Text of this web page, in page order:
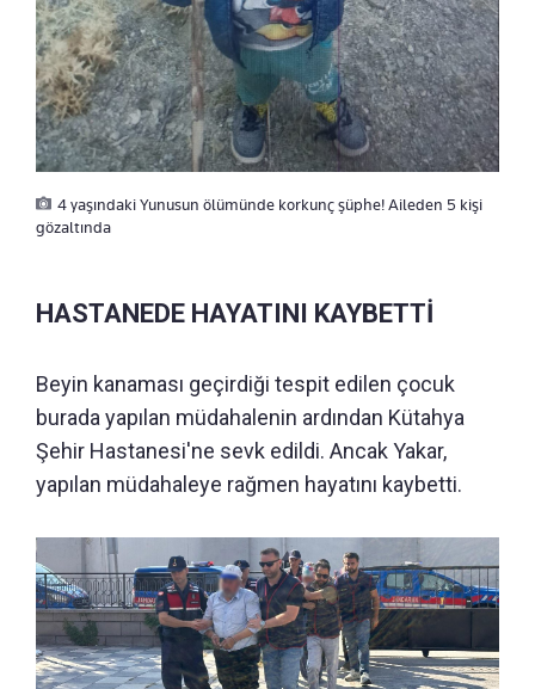
4 yaşındaki Yunusun ölümünde korkunç şüphe! Aileden 5 kişi
gözaltında
HASTANEDE HAYATINI KAYBETTİ
Beyin kanaması geçirdiği tespit edilen çocuk
burada yapılan müdahalenin ardından Kütahya
Şehir Hastanesi'ne sevk edildi. Ancak Yakar,
yapılan müdahaleye rağmen hayatını kaybetti.